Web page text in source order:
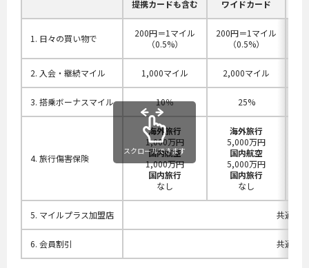
提携カードも含む
ワイドカード
1. 日々の買い物で
200円＝1マイル
（0.5%）
200円＝1マイル
（0.5%）
2. 入会・継続マイル 1,000マイル 2,000マイル
3. 搭乗ボーナスマイル 10％ 25%
4. 旅行傷害保険
海外旅行
1,000万円
国内航空
1,000万円
国内旅行
なし
海外旅行
5,000万円
国内航空
5,000万円
国内旅行
なし
5. マイルプラス加盟店 共通特典
6. 会員割引 共通特典
スクロールできます